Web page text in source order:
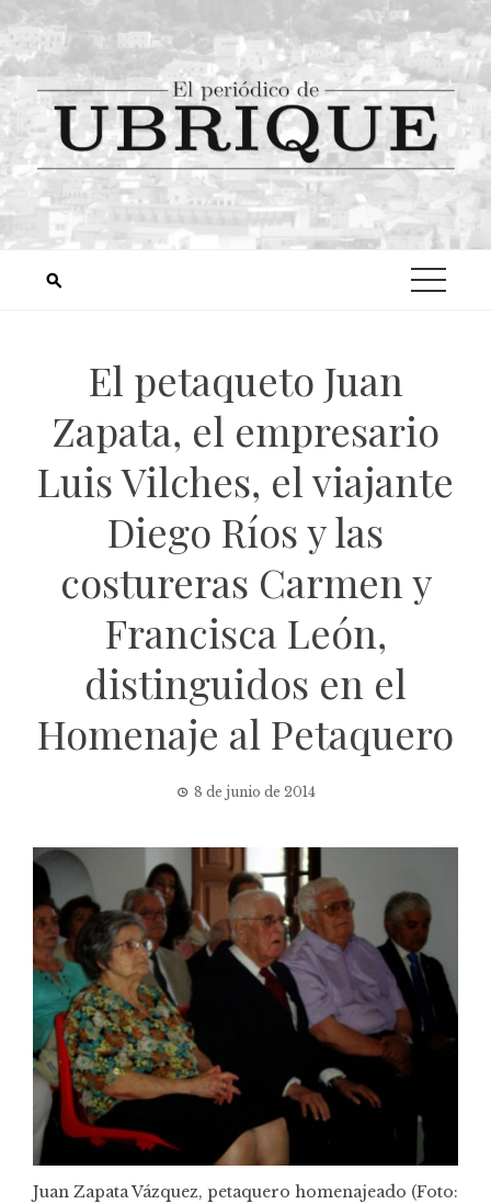
El petaqueto Juan
Zapata, el empresario
Luis Vilches, el viajante
Diego Ríos y las
costureras Carmen y
Francisca León,
distinguidos en el
Homenaje al Petaquero
8 de junio de 2014
Juan Zapata Vázquez, petaquero homenajeado (Foto: